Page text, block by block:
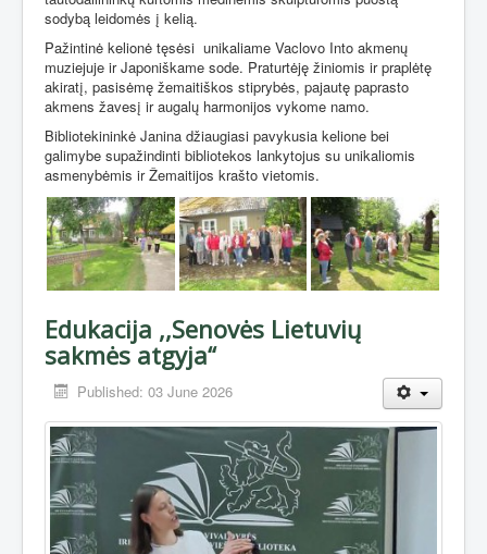
sodybą leidomės į kelią.
Pažintinė kelionė tęsėsi unikaliame Vaclovo Into akmenų
muziejuje ir Japoniškame sode. Praturtėję žiniomis ir praplėtę
akiratį, pasisėmę žemaitiškos stiprybės, pajautę paprasto
akmens žavesį ir augalų harmonijos vykome namo.
Bibliotekininkė Janina džiaugiasi pavykusia kelione bei
galimybe supažindinti bibliotekos lankytojus su unikaliomis
asmenybėmis ir Žemaitijos krašto vietomis.
Edukacija ,,Senovės Lietuvių
sakmės atgyja“
Published: 03 June 2026